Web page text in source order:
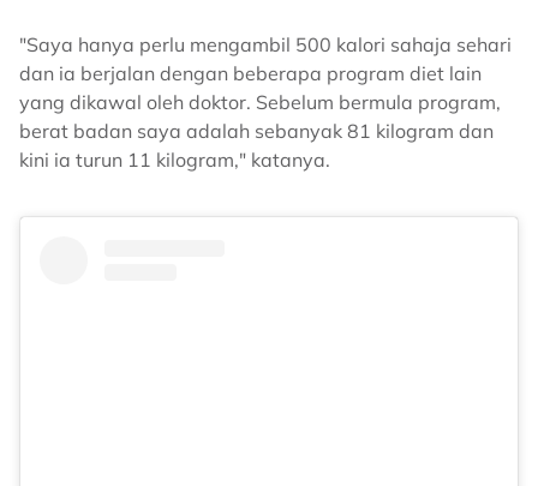
"Saya hanya perlu mengambil 500 kalori sahaja sehari
dan ia berjalan dengan beberapa program diet lain
yang dikawal oleh doktor. Sebelum bermula program,
berat badan saya adalah sebanyak 81 kilogram dan
kini ia turun 11 kilogram," katanya.